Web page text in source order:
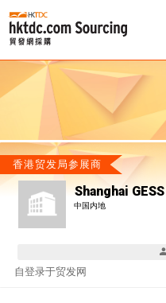
香港贸发局参展商
Shanghai
中国内地
自登录于贸发网